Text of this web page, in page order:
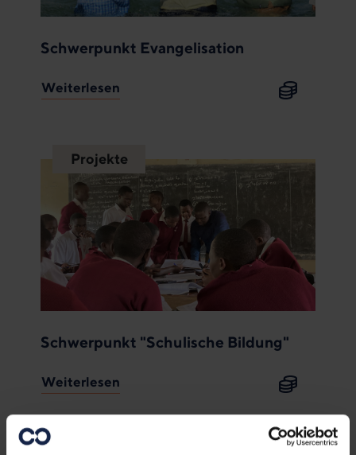
Schwerpunkt Evangelisation
Weiterlesen
Projekte
Schwerpunkt "Schulische Bildung"
Weiterlesen